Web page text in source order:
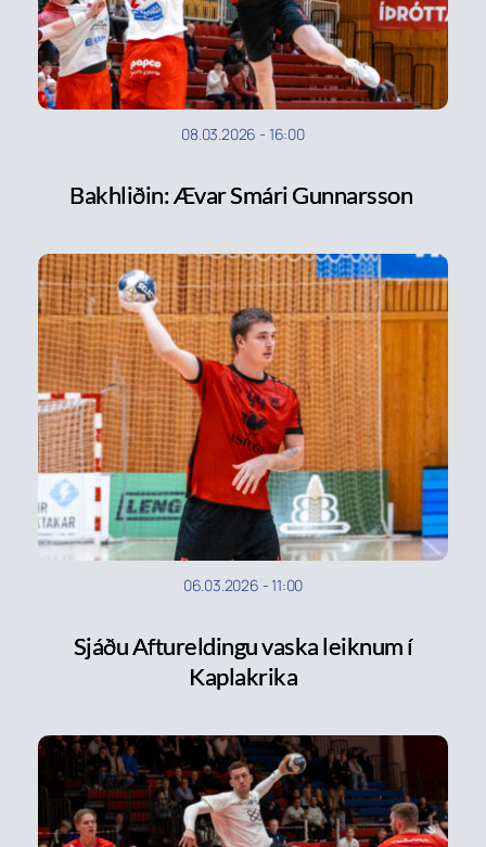
08.03.2026 - 16:00
Bakhliðin: Ævar Smári Gunnarsson
06.03.2026 -11:00
Sjáðu Aftureldingu vaska leiknum í
Kaplakrika